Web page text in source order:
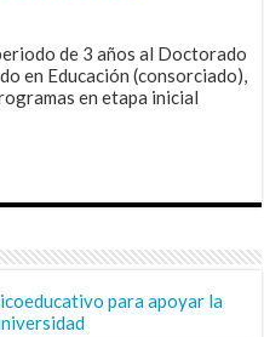
de 3 años al Doctorado
en Educación (consorciado),
en etapa inicial
para apoyar la